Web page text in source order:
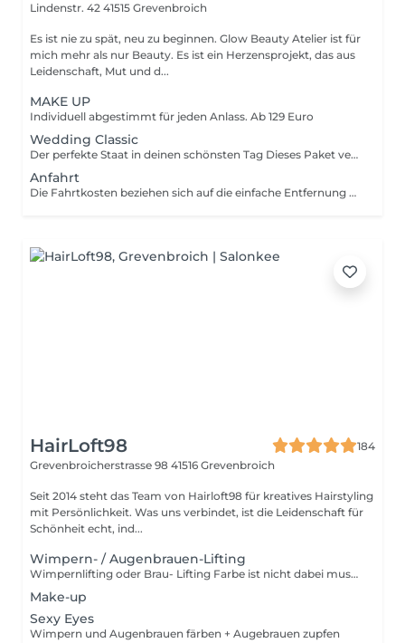
Lindenstr. 42 41515 Grevenbroich
Es ist nie zu spät, neu zu beginnen. Glow Beauty Atelier ist für
mich mehr als nur Beauty. Es ist ein Herzensprojekt, das aus
Leidenschaft, Mut und d...
MAKE UP
Individuell abgestimmt für jeden Anlass. Ab 129 Euro
Wedding Classic
Der perfekte Staat in deinen schönsten Tag Dieses Paket vereint alles, was du für ein entspanntes und professionelles Braut Styling benötigst. In einer ausführlichen Brautprobe entwickeln wir gemeinsam deinen individuellen Wunsch Look. Am Hochzeitstag setzen wir diesen mit viel Liebe zum Detail und hochwertigen, langanhaltenden Produkten perfekt um. Leistungsumfang: Ausführliche Brautprobe (Make-up und Hairstyling) Brautfrisur professionelles Make-up Persönliche Beratung und Ablaufplanung Anbringen von Schleier oder Haarschmuck Verwendung hochwertiger, wasserfeste Produkte
Anfahrt
Die Fahrtkosten beziehen sich auf die einfache Entfernung ab dem Glow Beauty Atelier. Für die Berechnung werden hin und Rückfahrt berücksichtigt.
HairLoft98
184
Grevenbroicherstrasse 98 41516 Grevenbroich
Seit 2014 steht das Team von Hairloft98 für kreatives Hairstyling
mit Persönlichkeit. Was uns verbindet, ist die Leidenschaft für
Schönheit echt, ind...
Wimpern- / Augenbrauen-Lifting
Wimpernlifting oder Brau- Lifting Farbe ist nicht dabei muss extra gebucht werden
Make-up
Sexy Eyes
Wimpern und Augenbrauen färben + Augebrauen zupfen